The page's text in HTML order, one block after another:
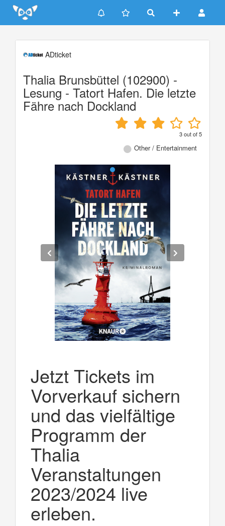
Update cookies preferences
ADticket
Thalia Brunsbüttel (102900) -
Lesung - Tatort Hafen. Die letzte
Fähre nach Dockland
3out of5
Other / Entertainment
Jetzt Tickets im
Vorverkauf sichern
und das vielfältige
Programm der
Thalia
Veranstaltungen
2023/2024 live
erleben.